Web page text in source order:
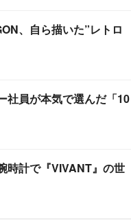
、自ら描いた”レトロ
社員が本気で選んだ「10
時計で『VIVANT』の世